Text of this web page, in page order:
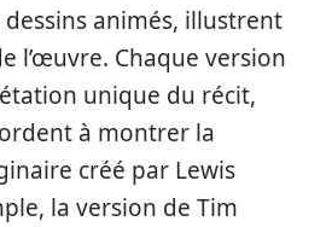
dessins animés, illustrent
l’œuvre. Chaque version
unique du récit,
à montrer la
créé par Lewis
la version de Tim